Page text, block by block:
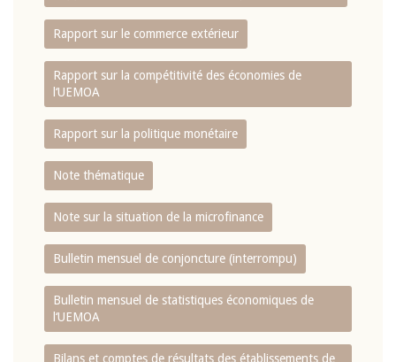
Rapport sur le commerce extérieur
Rapport sur la compétitivité des économies de
l‘UEMOA
Rapport sur la politique monétaire
Note thématique
Note sur la situation de la microfinance
Bulletin mensuel de conjoncture (interrompu)
Bulletin mensuel de statistiques économiques de
l‘UEMOA
Bilans et comptes de résultats des établissements de